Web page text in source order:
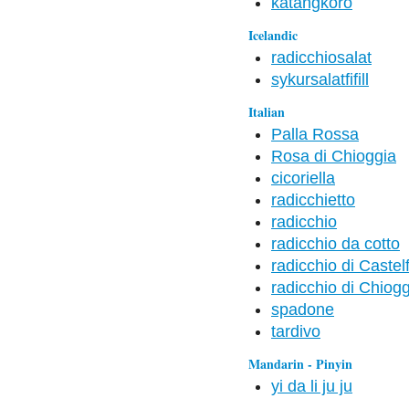
Icelandic
radicchiosalat
sykursalatfifill
Italian
Palla Rossa
Rosa di Chioggia
cicoriella
radicchietto
radicchio
radicchio da cotto
radicchio di
radicchio di
spadone
tardivo
Mandarin - Pinyin
yi da li ju ju